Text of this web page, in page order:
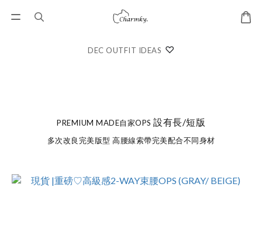
DEC OUTFIT IDEAS ♡
PREMIUM MADE自家OPS 設有長/短版
多次改良完美版型 高腰線索帶完美配合不同身材